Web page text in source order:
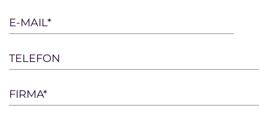
empty.
E-MAIL*
TELEFON
FIRMA*